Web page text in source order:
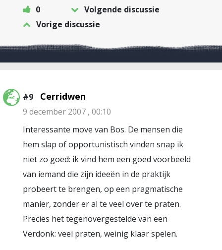
0
Volgende discussie
Vorige discussie
#9 Cerridwen
9 december 2007 , 00:10
Interessante move van Bos. De mensen die
hem slap of opportunistisch vinden snap ik
niet zo goed: ik vind hem een goed voorbeeld
van iemand die zijn ideeën in de praktijk
probeert te brengen, op een pragmatische
manier, zonder er al te veel over te praten.
Precies het tegenovergestelde van een
Verdonk: veel praten, weinig klaar spelen.